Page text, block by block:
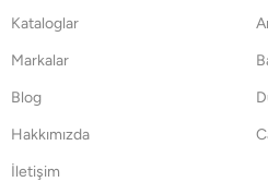
Kataloglar
Markalar
Blog
Hakkımızda
İletişim